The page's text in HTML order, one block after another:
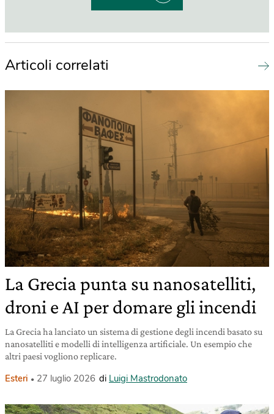
Articoli correlati
La Grecia punta su nanosatelliti,
droni e AI per domare gli incendi
La Grecia ha lanciato un sistema di gestione degli incendi basato su
nanosatelliti e modelli di intelligenza artificiale. Un esempio che
altri paesi vogliono replicare.
Esteri 27 luglio 2026 di Luigi Mastrodonato